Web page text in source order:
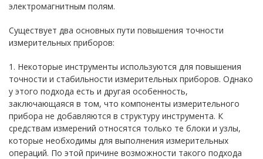
электромагнитным полям.
Существует два основных пути повышения точности
измерительных приборов:
1. Некоторые инструменты используются для повышения
точности и стабильности измерительных приборов. Однако
у этого подхода есть и другая особенность,
заключающаяся в том, что компоненты измерительного
прибора не добавляются в структуру инструмента. К
средствам измерений относятся только те блоки и узлы,
которые необходимы для выполнения измерительных
операций. По этой причине возможности такого подхода